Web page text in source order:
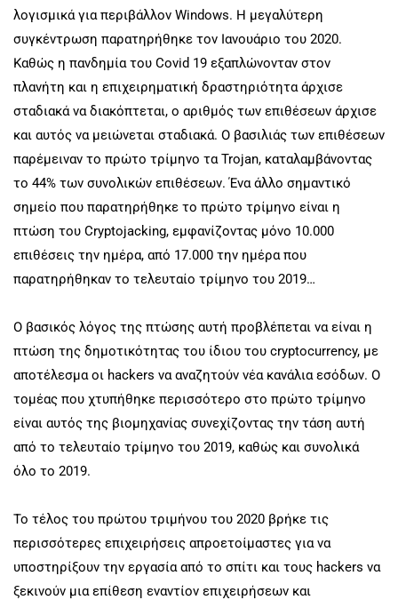
λογισμικά για περιβάλλον Windows. Η μεγαλύτερη
συγκέντρωση παρατηρήθηκε τον Ιανουάριο του 2020.
Καθώς η πανδημία του Covid 19 εξαπλώνονταν στον
πλανήτη και η επιχειρηματική δραστηριότητα άρχισε
σταδιακά να διακόπτεται, ο αριθμός των επιθέσεων άρχισε
και αυτός να μειώνεται σταδιακά. Ο βασιλιάς των επιθέσεων
παρέμειναν το πρώτο τρίμηνο τα Trojan, καταλαμβάνοντας
το 44% των συνολικών επιθέσεων. Ένα άλλο σημαντικό
σημείο που παρατηρήθηκε το πρώτο τρίμηνο είναι η
πτώση του Cryptojacking, εμφανίζοντας μόνο 10.000
επιθέσεις την ημέρα, από 17.000 την ημέρα που
παρατηρήθηκαν το τελευταίο τρίμηνο του 2019…
Ο βασικός λόγος της πτώσης αυτή προβλέπεται να είναι η
πτώση της δημοτικότητας του ίδιου του cryptocurrency, με
αποτέλεσμα οι hackers να αναζητούν νέα κανάλια εσόδων. Ο
τομέας που χτυπήθηκε περισσότερο στο πρώτο τρίμηνο
είναι αυτός της βιομηχανίας συνεχίζοντας την τάση αυτή
από το τελευταίο τρίμηνο του 2019, καθώς και συνολικά
όλο το 2019.
Το τέλος του πρώτου τριμήνου του 2020 βρήκε τις
περισσότερες επιχειρήσεις απροετοίμαστες για να
υποστηρίξουν την εργασία από το σπίτι και τους hackers να
ξεκινούν μια επίθεση εναντίον επιχειρήσεων και